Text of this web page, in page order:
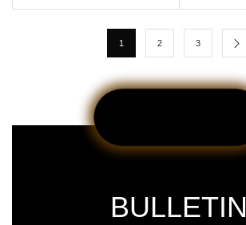
1 2 3
BULLETIN